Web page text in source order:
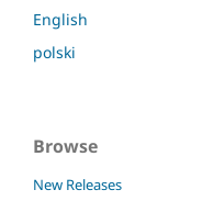
English
polski
Browse
New Releases